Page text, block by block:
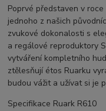
Poprvé představen v
jednoho z našich
zvukové dokonalosti s
a regálové reproduktory
vytváření kompletního
ztělesňují étos Ruarku
budou vážit a užívat si je
Specifikace Ruark R610